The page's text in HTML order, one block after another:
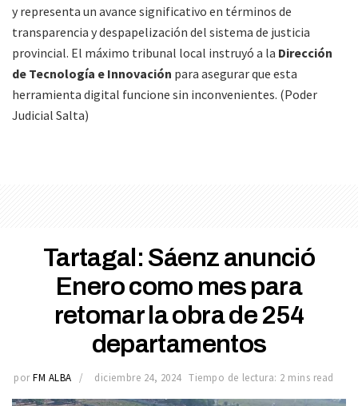
y representa un avance significativo en términos de
transparencia y despapelización del sistema de justicia
provincial. El máximo tribunal local instruyó a la Dirección
de Tecnología e Innovación para asegurar que esta
herramienta digital funcione sin inconvenientes. (Poder
Judicial Salta)
Tartagal: Sáenz anunció
Enero como mes para
retomar la obra de 254
departamentos
por FM ALBA diciembre 24, 2024 Tiempo de lectura: 2 mins read